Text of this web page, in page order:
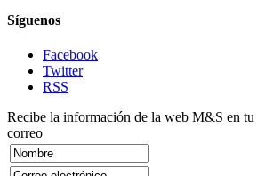
Síguenos
Facebook
Twitter
RSS
Recibe la información de la web M&S en tu
correo